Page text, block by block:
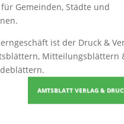
Gemeinden, Städte und
ist der Druck &
Mitteilungsblättern
.
AMTSBLATT VERLAG &